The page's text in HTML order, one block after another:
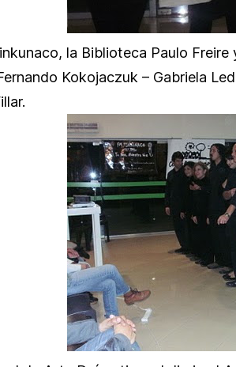
la Biblioteca Paulo Freire
Kokojaczuk – Gabriela